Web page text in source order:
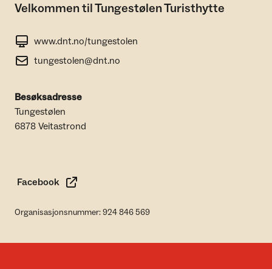
Velkommen til Tungestølen Turisthytte
www.dnt.no/tungestolen
tungestolen@dnt.no
Besøksadresse
Tungestølen
6878 Veitastrond
Facebook
Organisasjonsnummer: 924 846 569